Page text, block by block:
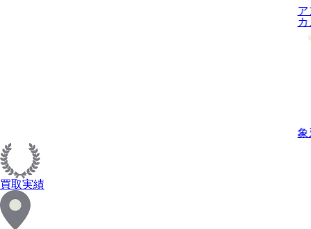
ア
象
買取実績